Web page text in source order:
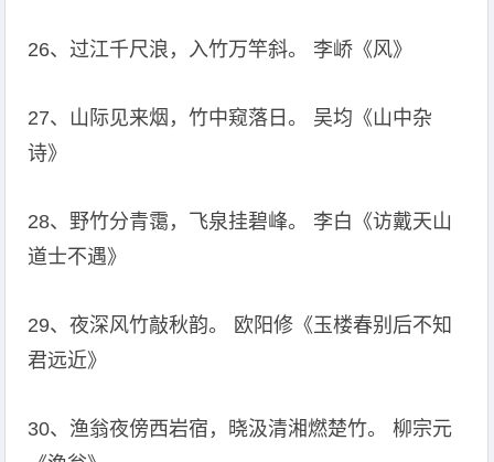
26、过江千尺浪，入竹万竿斜。 李峤《风》
27、山际见来烟，竹中窥落日。 吴均《山中杂
诗》
28、野竹分青霭，飞泉挂碧峰。 李白《访戴天山
道士不遇》
29、夜深风竹敲秋韵。 欧阳修《玉楼春别后不知
君远近》
30、渔翁夜傍西岩宿，晓汲清湘燃楚竹。 柳宗元